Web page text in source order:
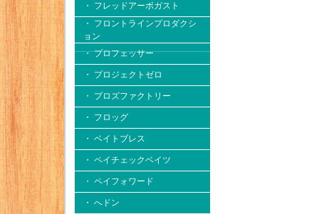
・ フレッドアーボガスト
・ フロントラインプロダクシ
ョン
・ プロフェッサー
・ プロジェクトゼロ
・ プロズファクトリー
・ フロッグ
・ ベイトブレス
・ ペイチェックベイツ
・ ペイフォワード
・ へドン